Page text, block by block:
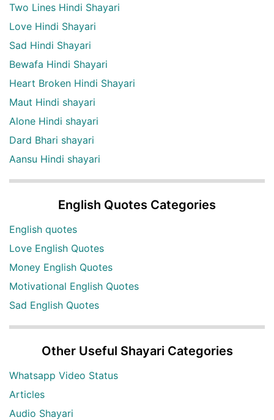
Two Lines Hindi Shayari
Love Hindi Shayari
Sad Hindi Shayari
Bewafa Hindi Shayari
Heart Broken Hindi Shayari
Maut Hindi shayari
Alone Hindi shayari
Dard Bhari shayari
Aansu Hindi shayari
English Quotes Categories
English quotes
Love English Quotes
Money English Quotes
Motivational English Quotes
Sad English Quotes
Other Useful Shayari Categories
Whatsapp Video Status
Articles
Audio Shayari